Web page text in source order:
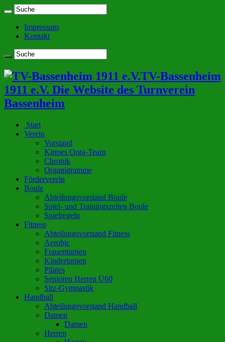
Impressum
Kontakt
TV-Bassenheim
1911 e.V. Die Website des Turnverein
Bassenheim
Start
Verein
Vorstand
Kirmes Orga-Team
Chronik
Organigramme
Förderverein
Boule
Abteilungsvorstand Boule
Spiel- und Trainingszeiten Boule
Spielregeln
Fitness
Abteilungsvorstand Fitness
Aerobic
Frauenturnen
Kinderturnen
Pilates
Senioren Herren Ü60
Sitz-Gymnastik
Handball
Abteilungsvorstand Handball
Damen
Damen
Herren